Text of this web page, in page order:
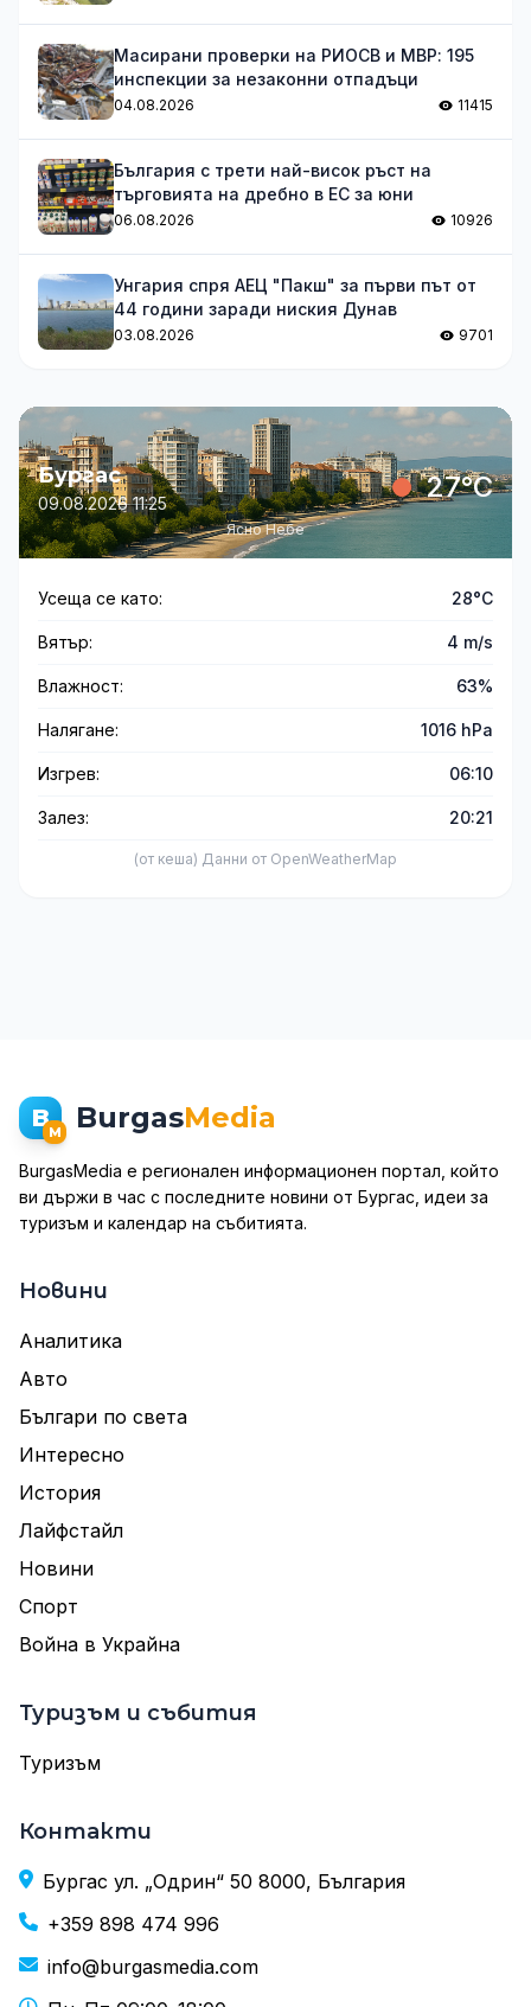
Масирани проверки на РИОСВ и МВР: 195
инспекции за незаконни отпадъци
04.08.2026 11415
България с трети най-висок ръст на
търговията на дребно в ЕС за юни
06.08.2026 10926
Унгария спря АЕЦ "Пакш" за първи път от
44 години заради ниския Дунав
03.08.2026 9701
Бургас
09.08.2026 11:25 27°C
Ясно Небе
Усеща се като: 28°C
Вятър: 4 m/s
Влажност: 63%
Налягане: 1016 hPa
Изгрев: 06:10
Залез: 20:21
(от кеша) Данни от OpenWeatherMap
BM BurgasMedia
BurgasMedia е регионален информационен портал, който
ви държи в час с последните новини от Бургас, идеи за
туризъм и календар на събитията.
Новини
Аналитика
Авто
Българи по света
Интересно
История
Лайфстайл
Новини
Спорт
Война в Украйна
Туризъм и събития
Туризъм
Контакти
Бургас ул. „Одрин“ 50 8000, България
+359 898 474 996
info@burgasmedia.com